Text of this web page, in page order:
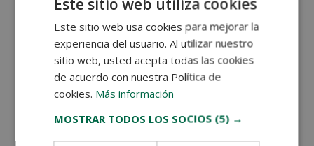
parafarmaciaes una excelente opción para formarte de
manera flexible y online. El curso abarca desde la
regulación sanitaria hasta laventa y asesoramiento
de productos parafarmacéuticos , como cosmética,
higiene y fitoterapia. También proporciona conocimientos
sobre el uso de plantas medicinales y productos naturales
tutorías personalizadas y clases en directo, con una
duración de hasta un año prorrogable.
Este sitio web usa cookies para mejorar la
experiencia del usuario. Al utilizar nuestro
sitio web, usted acepta todas las cookies
de acuerdo con nuestra Política de
cookies. Más información
MOSTRAR TODOS LOS SOCIOS (5) →